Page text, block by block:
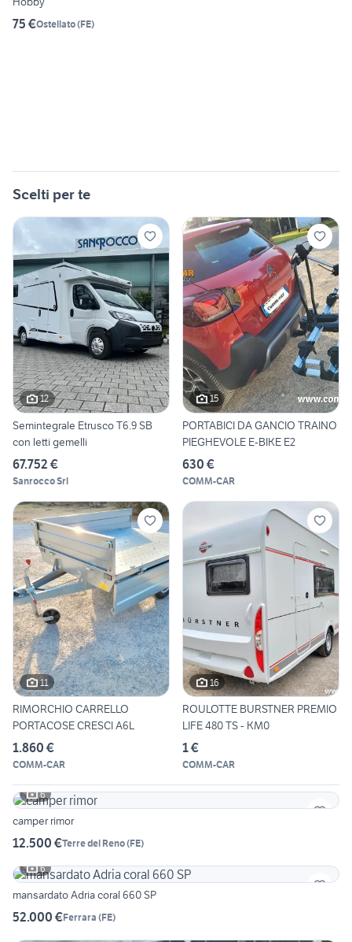
75 €Ostellato(FE)
Scelti per te
12
Semintegrale Etrusco T6.9 SB
con letti gemelli
67.752 €
Sanrocco Srl
15
PORTABICI DA GANCIO TRAINO
PIEGHEVOLE E-BIKE E2
630 €
COMM-CAR
11
RIMORCHIO CARRELLO
PORTACOSE CRESCI A6L
1.860 €
COMM-CAR
16
ROULOTTE BURSTNER PREMIO
LIFE 480 TS - KM0
1 €
COMM-CAR
6
camper rimor
12.500 €Terre del Reno(FE)
6
mansardato Adria coral 660 SP
52.000 €Ferrara (FE)